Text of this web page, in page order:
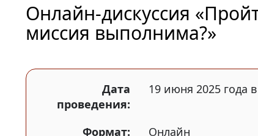
Онлайн-дискуссия
миссия выполнима?»
Дата
проведения:
19 июня 2025 года
Формат:
Онлайн